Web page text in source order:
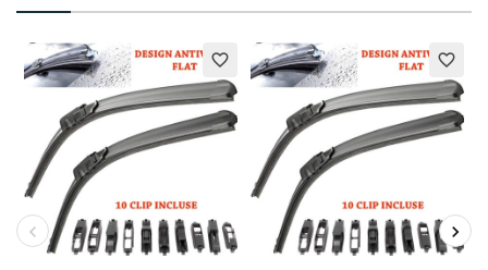
favorite_border favorite_border